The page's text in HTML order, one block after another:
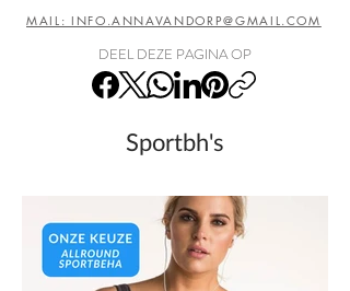
MAIL: INFO.ANNAVANDORP@GMAIL.COM
DEEL DEZE PAGINA OP
Sportbh's